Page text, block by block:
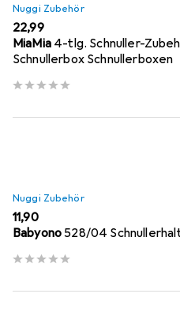
Nuggi Zubehör
EUR
22,99
MiaMia 4-tlg. Schnuller-
Schnullerbox Schnullerboxen
Nuggi Zubehör
EUR
11,90
Babyono528/04